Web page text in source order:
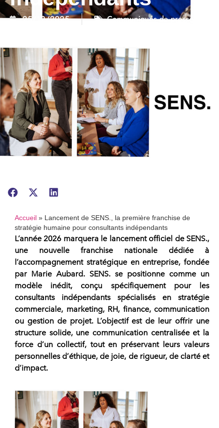
25/12/2025 Communiqués de presse
Accueil » Lancement de SENS., la première franchise de
stratégie humaine pour consultants indépendants
L’année 2026 marquera le lancement officiel de SENS.,
une nouvelle franchise nationale dédiée à
l’accompagnement stratégique en entreprise, fondée
par Marie Aubard. SENS. se positionne comme un
modèle inédit, conçu spécifiquement pour les
consultants indépendants spécialisés en stratégie
commerciale, marketing, RH, finance, communication
ou gestion de projet. L’objectif est de leur offrir une
structure solide, une communication centralisée et la
force d’un collectif, tout en préservant leurs valeurs
personnelles d’éthique, de joie, de rigueur, de clarté et
d’impact.